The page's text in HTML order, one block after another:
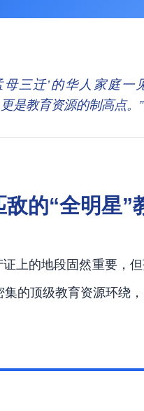
三迁’的华人家庭一
是教育资源的制高点
的“全明星”
上的地段固然重要，
的顶级教育资源环绕